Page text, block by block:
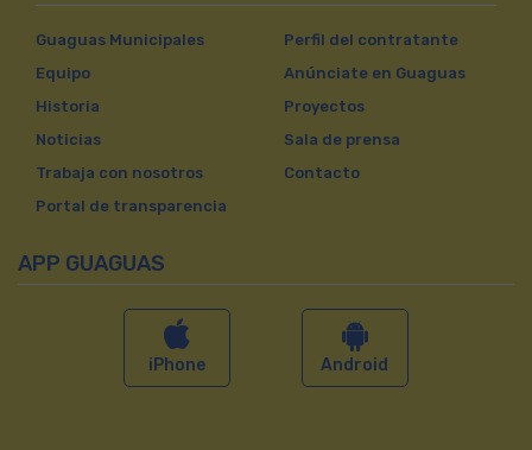
Guaguas Municipales
Equipo
Historia
Noticias
Trabaja con nosotros
Portal de transparencia
Perfil del contratante
Anúnciate en Guaguas
Proyectos
Sala de prensa
Contacto
APP GUAGUAS
iPhone Android